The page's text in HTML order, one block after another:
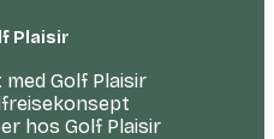
Plaisir
Golf Plaisir
hos Golf Plaisir